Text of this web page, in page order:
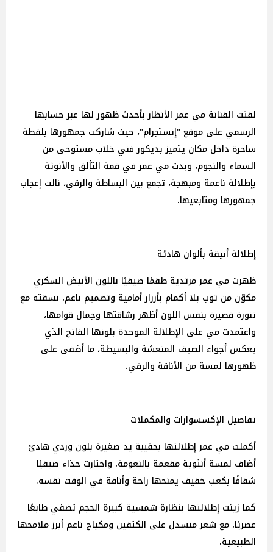
لفتت الفنانة مي عمر الأنظار بأحدث ظهور لها عبر حسابها
الرسمي على موقع "إنستجرام"، حيث شاركت جمهورها بلقطة
ساحرة داخل مكان يتميز بديكور فني خلاب مستوحى من
السماء والنجوم، وبدت مي عمر في قمة التألق والأنوثة
بإطلالة ناعمة ومبهجة، تجمع بين البساطة والرقي، نالت إعجاب
جمهورها ومتابعيها.
إطلالة أنيقة بألوان هادئة
ظهرت مي عمر مرتدية طقمًا صيفيًا باللون الأبيض السكري
مكوّن من توب بلا أكمام بأزرار أمامية وتصميم ناعم، نسقته مع
تنورة قصيرة بنفس اللون أظهر رشاقتها وجمال قوامها،
واعتمدت مي على الإطلالة الموحدة بلونها الفاتح الذي
يعكس أجواء الصيف المنعشة والبسيطة، ما أضفى على
ظهورها لمسة من الأناقة والرقي.
تفاصيل الإكسسوارات والمكملات
أكملت مي عمر إطلالتها بحقيبة يد صغيرة بلون وردي هادئ
أضاف لمسة أنثوية مفعمة بالنعومة، واختارت حذاء صيفيًا
شفافًا بكعب خفيف يمنحها راحة وأناقة في الوقت نفسه.
كما زينت إطلالتها بنظارة شمسية كبيرة الحجم تضفي طابعًا
عصريًا، مع شعر منسدل على الكتفين ومكياج ناعم أبرز ملامحها
الطبيعية.